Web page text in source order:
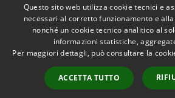
RSS
Accessibilità
Cookie
Mappa del sito
Area riservata del
Questo sito web utilizza cookie tecnici e
necessari al corretto funzionamento e
nonché un cookie tecnico analitico al
informazioni statistiche,
Per maggiori dettagli, può consultare la
ACCETTA TUTTO